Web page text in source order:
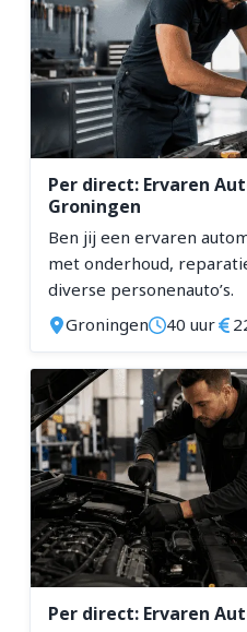
Techniek
Vakgebied
Allround Inspecteur
Allround Monteur
Automonteur
Betontimmerman
Bouwhulp
Chef Werkplaats
Commercieel
Dakdekker
Elektromonteur
Glazenwasser
Hardware Engineer
HR Coördinator
Inbedrijfsteller
Lasser
Leidinggevende
Loodgieter
Per direct: Ervaren
Groningen
Ben jij een ervaren
met onderhoud,
diverse personenauto’s.
Groningen
40 uur
Per direct: Ervaren
ZZP-opdrachten
Vakmensen nodig?